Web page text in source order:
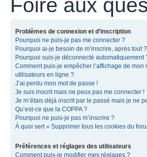
Foire aux
Problèmes de connexion et d’inscription
Pourquoi ne puis-je pas me connecter ?
Pourquoi ai-je besoin de m’inscrire, après tout ?
Pourquoi suis-je déconnecté automatiquement
Comment puis-je empêcher l’affichage de mon
utilisateurs en ligne ?
J’ai perdu mon mot de passe !
Je suis inscrit mais ne peux pas me connecter !
Je m’étais déjà inscrit par le passé mais je ne
Qu’est-ce que la COPPA ?
Pourquoi ne puis-je pas m’inscrire ?
À quoi sert « Supprimer tous les cookies du
Préférences et réglages des utilisateurs
Comment puis-je modifier mes réglages ?